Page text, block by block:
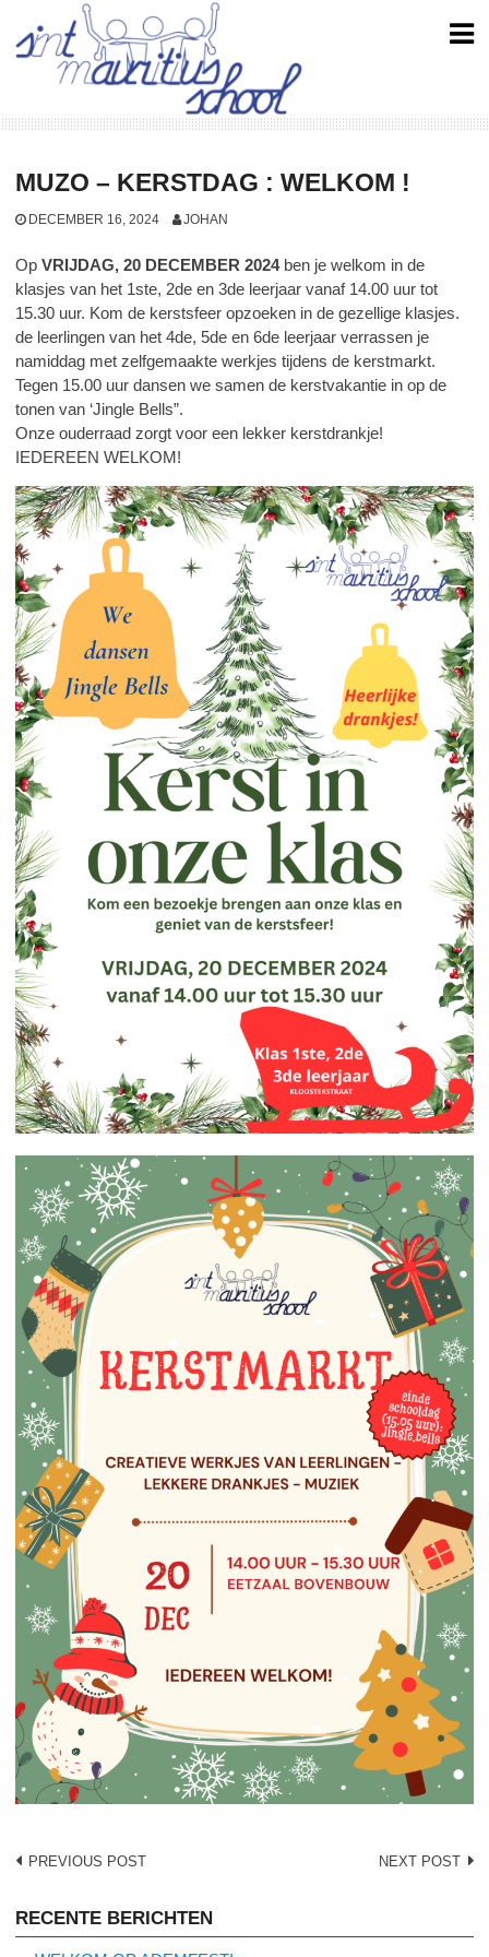
content
MUZO – KERSTDAG : WELKOM !
DECEMBER 16, 2024 JOHAN
OpVRIJDAG, 20 DECEMBER 2024ben je welkom in de
klasjes van het 1ste, 2de en 3de leerjaar vanaf 14.00 uur tot
15.30 uur. Kom de kerstsfeer opzoeken in de gezellige klasjes.
de leerlingen van het 4de, 5de en 6de leerjaar verrassen je
namiddag met zelfgemaakte werkjes tijdens de kerstmarkt.
Tegen 15.00 uur dansen we samen de kerstvakantie in op de
tonen van ‘Jingle Bells”.
Onze ouderraad zorgt voor een lekker kerstdrankje!
IEDEREEN WELKOM!
Post
PREVIOUS POST NEXT POST
RECENTE BERICHTEN